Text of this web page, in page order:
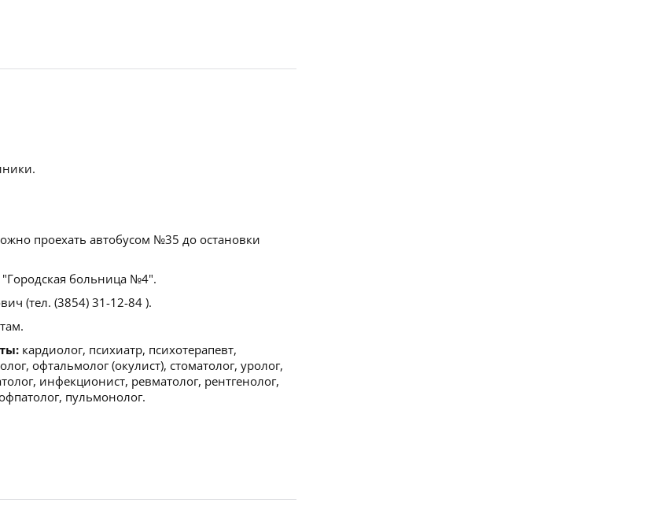
проехать автобусом №35 до остановки
больница №4".
(тел. (3854) 31-12-84 ).
кардиолог, психиатр, психотерапевт,
офтальмолог (окулист), стоматолог, уролог,
инфекционист, ревматолог, рентгенолог,
пульмонолог.